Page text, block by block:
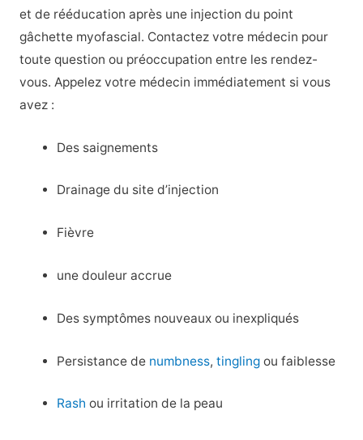
et de rééducation après une injection du point
gâchette myofascial. Contactez votre médecin pour
toute question ou préoccupation entre les rendez-
vous. Appelez votre médecin immédiatement si vous
avez :
Des saignements
Drainage du site d’injection
Fièvre
une douleur accrue
Des symptômes nouveaux ou inexpliqués
Persistance de numbness,tingling ou faiblesse
Rash ou irritation de la peau